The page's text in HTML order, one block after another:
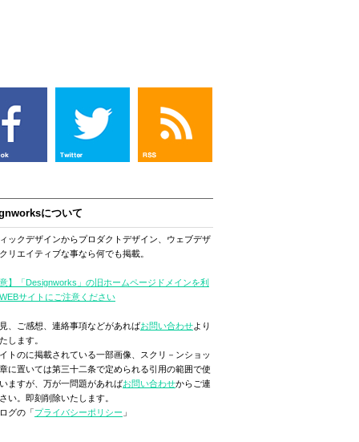
について
ックデザインからプロダクトデザイン、ウェブデザ
リエイティブな事なら何でも掲載。
】「Designworks」の旧ホームページドメインを利
サイトにご注意ください
、ご感想、連絡事項などがあればお問い合わせより
します。
トのに掲載されている一部画像、スクリ－ンショッ
に置いては第三十二条で定められる引用の範囲で使
ますが、万が一問題があればお問い合わせからご連
い。即刻削除いたします。
グの「プライバシーポリシー 」